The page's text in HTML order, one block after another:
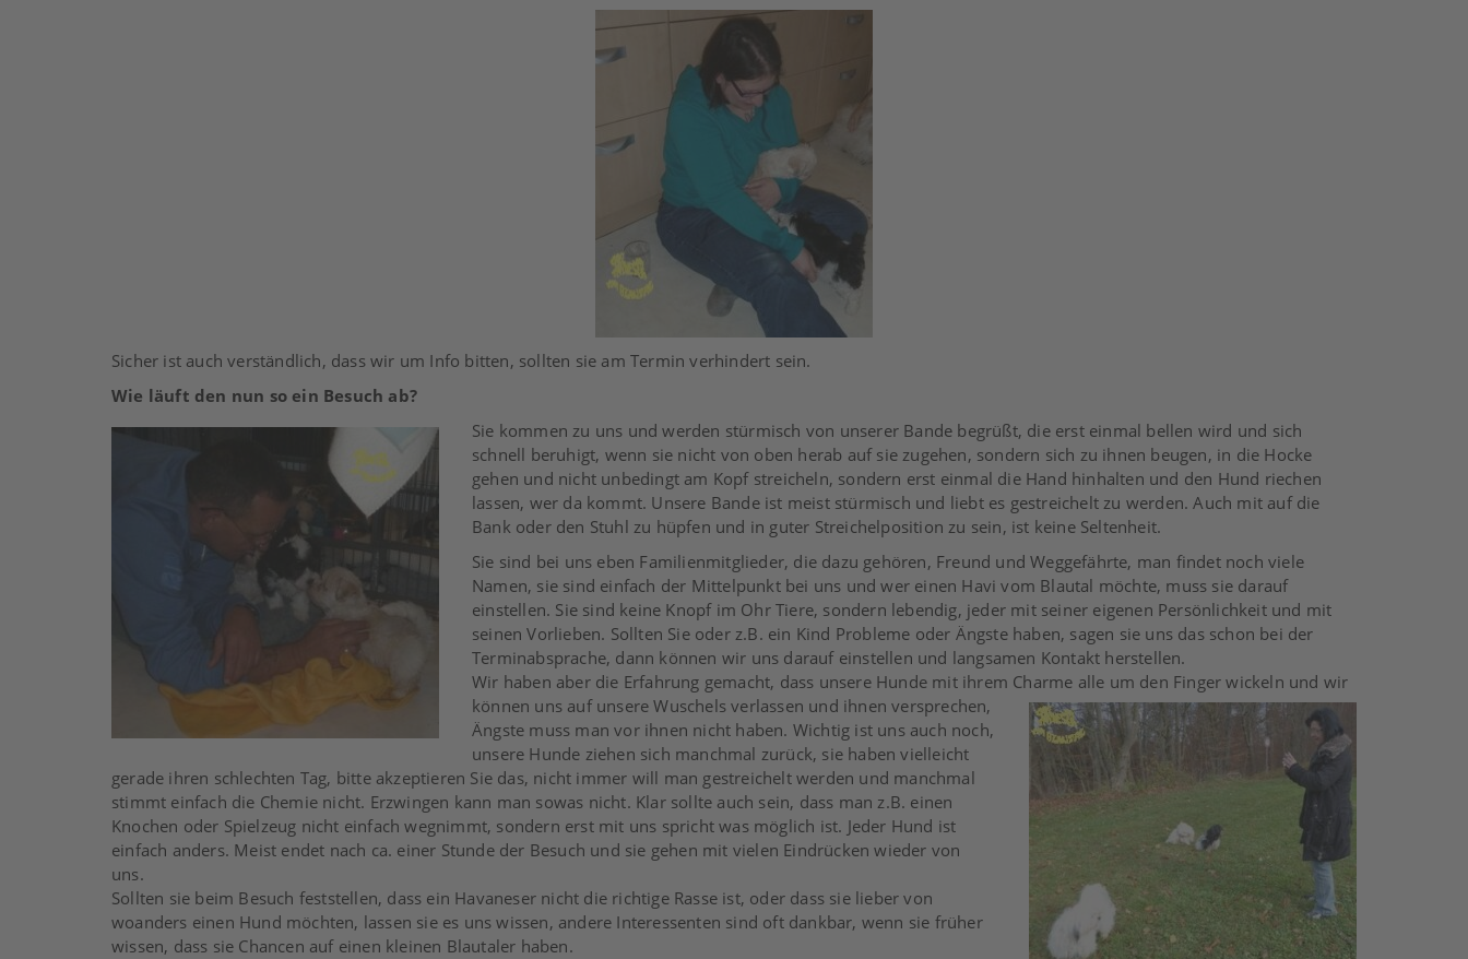
Sicher ist auch verständlich, dass wir um Info bitten, sollten sie am Termin verhindert sein.
Wie läuft den nun so ein Besuch ab?
Sie kommen zu uns und werden stürmisch von unserer Bande begrüßt, die erst einmal bellen wird und sich
schnell beruhigt, wenn sie nicht von oben herab auf sie zugehen, sondern sich zu ihnen beugen, in die Hocke
gehen und nicht unbedingt am Kopf streicheln, sondern erst einmal die Hand hinhalten und den Hund riechen
lassen, wer da kommt. Unsere Bande ist meist stürmisch und liebt es gestreichelt zu werden. Auch mit auf die
Bank oder den Stuhl zu hüpfen und in guter Streichelposition zu sein, ist keine Seltenheit.
Sie sind bei uns eben Familienmitglieder, die dazu gehören, Freund und Weggefährte, man findet noch viele
Namen, sie sind einfach der Mittelpunkt bei uns und wer einen Havi vom Blautal möchte, muss sie darauf
einstellen. Sie sind keine Knopf im Ohr Tiere, sondern lebendig, jeder mit seiner eigenen Persönlichkeit und mit
seinen Vorlieben. Sollten Sie oder z.B. ein Kind Probleme oder Ängste haben, sagen sie uns das schon bei der
Terminabsprache, dann können wir uns darauf einstellen und langsamen Kontakt herstellen.
Wir haben aber die Erfahrung gemacht, dass unsere Hunde mit ihrem Charme alle um den Finger wickeln und wir
können uns auf unsere Wuschels verlassen und ihnen versprechen,
Ängste muss man vor ihnen nicht haben. Wichtig ist uns auch noch,
unsere Hunde ziehen sich manchmal zurück, sie haben vielleicht
gerade ihren schlechten Tag, bitte akzeptieren Sie das, nicht immer will man gestreichelt werden und manchmal
stimmt einfach die Chemie nicht. Erzwingen kann man sowas nicht. Klar sollte auch sein, dass man z.B. einen
Knochen oder Spielzeug nicht einfach wegnimmt, sondern erst mit uns spricht was möglich ist. Jeder Hund ist
einfach anders. Meist endet nach ca. einer Stunde der Besuch und sie gehen mit vielen Eindrücken wieder von
uns.
Sollten sie beim Besuch feststellen, dass ein Havaneser nicht die richtige Rasse ist, oder dass sie lieber von
woanders einen Hund möchten, lassen sie es uns wissen, andere Interessenten sind oft dankbar, wenn sie früher
wissen, dass sie Chancen auf einen kleinen Blautaler haben.